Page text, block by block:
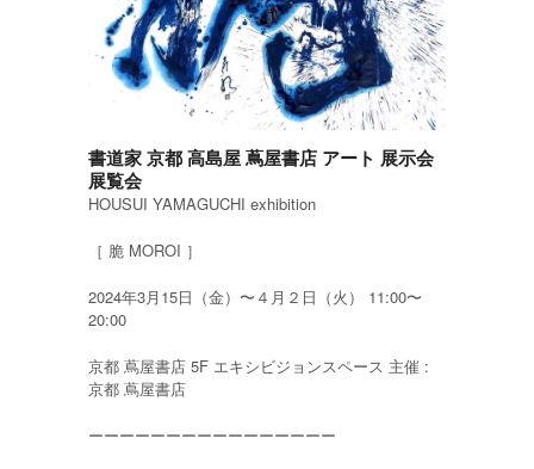
書道家 京都 高島屋 蔦屋書店 アート 展示会
展覧会
HOUSUI YAMAGUCHI exhibition
［ 脆 MOROI ］
2024年3月15日（金）〜４月２日（火） 11:00〜
20:00
京都 蔦屋書店 5F エキシビジョンスペース 主催 :
京都 蔦屋書店
ーーーーーーーーーーーーーーーー